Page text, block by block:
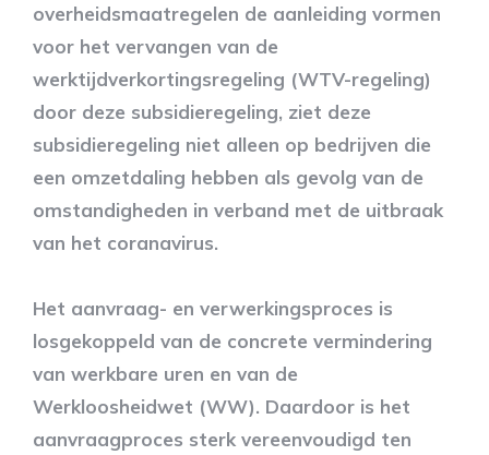
overheidsmaatregelen de aanleiding vormen
voor het vervangen van de
werktijdverkortingsregeling (WTV-regeling)
door deze subsidieregeling, ziet deze
subsidieregeling niet alleen op bedrijven die
een omzetdaling hebben als gevolg van de
omstandigheden in verband met de uitbraak
van het coranavirus.
Het aanvraag- en verwerkingsproces is
losgekoppeld van de concrete vermindering
van werkbare uren en van de
Werkloosheidwet (WW). Daardoor is het
aanvraagproces sterk vereenvoudigd ten